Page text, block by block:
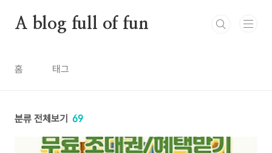
A blog full of fun
홈 태그
분류 전체보기 69